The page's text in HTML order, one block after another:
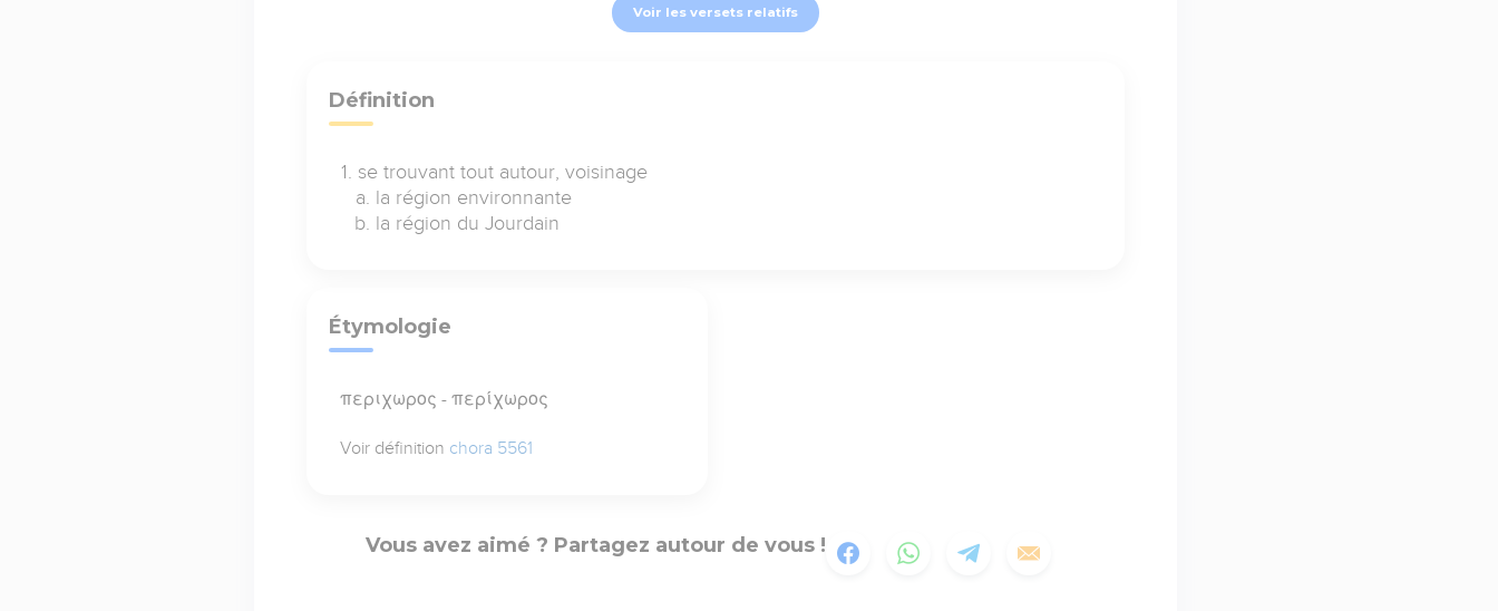
Voir les versets relatifs
Définition
se trouvant tout autour, voisinage
la région environnante
la région du Jourdain
Étymologie
περιχωρος - περίχωρος
Voir définition chora 5561
Vous avez aimé ? Partagez autour de vous !